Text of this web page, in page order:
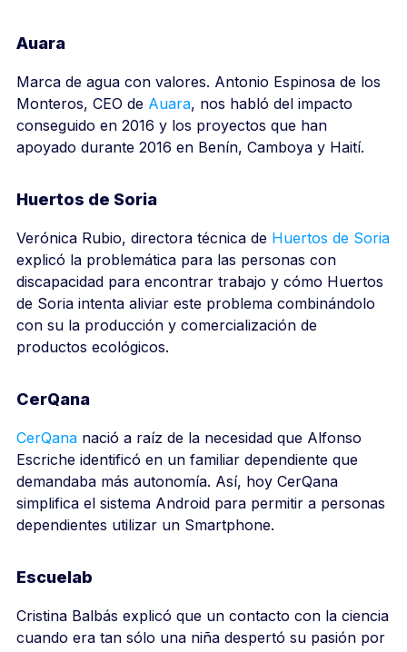
Auara
Marca de agua con valores. Antonio Espinosa de los
Monteros, CEO de Auara, nos habló del impacto
conseguido en 2016 y los proyectos que han
apoyado durante 2016 en Benín, Camboya y Haití.
Huertos de Soria
Verónica Rubio, directora técnica de Huertos de Soria
explicó la problemática para las personas con
discapacidad para encontrar trabajo y cómo Huertos
de Soria intenta aliviar este problema combinándolo
con su la producción y comercialización de
productos ecológicos.
CerQana
CerQana nació a raíz de la necesidad que Alfonso
Escriche identificó en un familiar dependiente que
demandaba más autonomía. Así, hoy CerQana
simplifica el sistema Android para permitir a personas
dependientes utilizar un Smartphone.
Escuelab
Cristina Balbás explicó que un contacto con la ciencia
cuando era tan sólo una niña despertó su pasión por